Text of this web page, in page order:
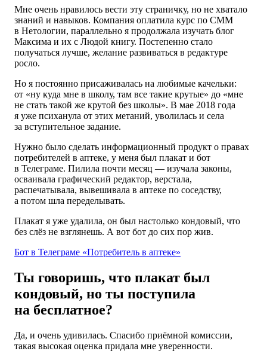
Мне очень нравилось вести эту страничку, но не хватало
знаний и навыков. Компания оплатила курс по СММ
в Нетологии, параллельно я продолжала изучать блог
Максима и их с Людой книгу. Постепенно стало
получаться лучше, желание развиваться в редактуре
росло.
Но я постоянно присаживалась на любимые качельки:
от «ну куда мне в школу, там все такие крутые» до «мне
не стать такой же крутой без школы». В мае 2018 года
я уже психанула от этих метаний, уволилась и села
за вступительное задание.
Нужно было сделать информационный продукт о правах
потребителей в аптеке, у меня был плакат и бот
в Телеграме. Пилила почти месяц — изучала законы,
осваивала графический редактор, верстала,
распечатывала, вывешивала в аптеке по соседству,
а потом шла переделывать.
Плакат я уже удалила, он был настолько кондовый, что
без слёз не взглянешь. А вот бот до сих пор жив.
Бот в Телеграме «Потребитель в аптеке»
Ты говоришь, что плакат был
кондовый, но ты поступила
на бесплатное?
Да, и очень удивилась. Спасибо приёмной комиссии,
такая высокая оценка придала мне уверенности.